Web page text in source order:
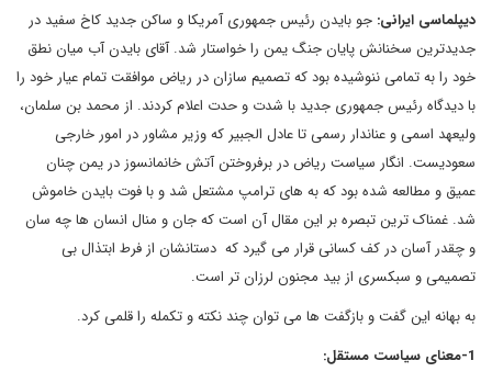
دیپلماسی ایرانی: جو بایدن رئیس جمهوری آمریکا و ساکن جدید کاخ سفید در
جدیدترین سخنانش پایان جنگ یمن را خواستار شد. آقای بایدن آب میان نطق
خود را به تمامی ننوشیده بود که تصمیم سازان در ریاض موافقت تمام عیار خود را
با دیدگاه رئیس جمهوری جدید با شدت و حدت اعلام کردند. از محمد بن سلمان،
ولیعهد اسمی و عناندار رسمی تا عادل الجبیر که وزیر مشاور در امور خارجی
سعودیست. انگار سیاست ریاض در برفروختن آتش خانمانسوز در یمن چنان
عمیق و مطالعه شده بود که به های ترامپ مشتعل شد و با فوت بایدن خاموش
شد. غمناک ترین تبصره بر این مقال آن است که جان و منال انسان ها چه سان
و چقدر آسان در کف کسانی قرار می گیرد که دستانشان از فرط ابتذال بی
تصمیمی و سبکسری از بید مجنون لرزان تر است.
به بهانه این گفت و بازگفت ها می توان چند نکته و تکمله را قلمی کرد.
1-معنای سیاست مستقل: